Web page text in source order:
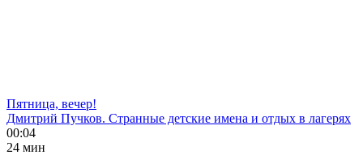
Пятница, вечер!
Дмитрий Пучков. Странные детские имена и отдых в лагерях
00:04
24 мин